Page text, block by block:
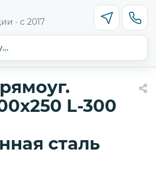
· с 2017
L-300
сталь